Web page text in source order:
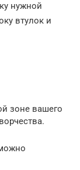
нужной
втулок и
зоне вашего